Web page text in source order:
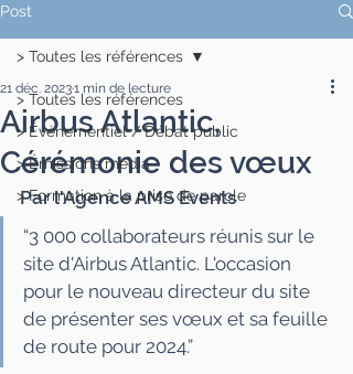
Post
> Toutes les références
> Événementiel / Débat public
> Émissions média
> Formation à la prise de parole
> Toutes les références
Airbus Atlantic,
Cérémonie des vœux
21 déc. 20231 min de lecture
Par l'Agence AMS Events
“3 000 collaborateurs réunis sur le
site d'Airbus Atlantic. L'occasion
pour le nouveau directeur du site
de présenter ses vœux et sa feuille
de route pour 2024.”